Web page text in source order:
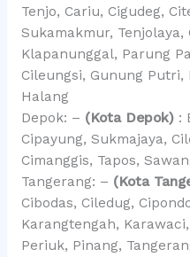
Tenjo, Cariu, Cigudeg,
Sukamakmur, Tenjolaya,
Klapanunggal, Parung
Cileungsi, Gunung
Halang
Depok: – (Kota Depok):
Cipayung, Sukmajaya,
Cimanggis, Tapos,
Tangerang: – (Kota
Cibodas, Ciledug,
Karangtengah,
Periuk, Pinang,